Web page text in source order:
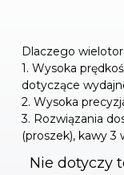
Dlaczego
1. Wysoka
dotyczące
2. Wysoka
3. Rozwiązania
(proszek), kawy 3
Nie dotyczy